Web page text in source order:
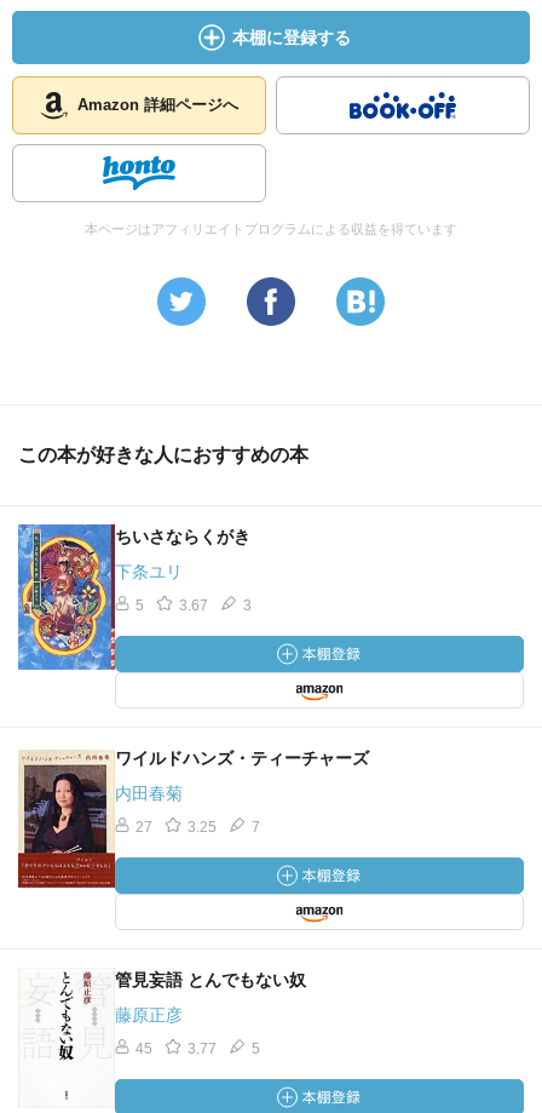
本棚に登録する
Amazon 詳細ページへ
本ページはアフィリエイトプログラムによる収益を得ています
この本が好きな人におすすめの本
ちいさならくがき
下条ユリ
5 3.67 3
ワイルドハンズ・ティーチャーズ
内田春菊
27 3.25 7
管見妄語 とんでもない奴
藤原正彦
45 3.77 5